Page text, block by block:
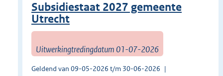
Subsidiestaat 2027 gemeente
Utrecht
Uitwerkingtredingdatum 01-07-2026
Geldend van 09-05-2026 t/m 30-06-2026